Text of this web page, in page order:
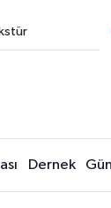
Dernek